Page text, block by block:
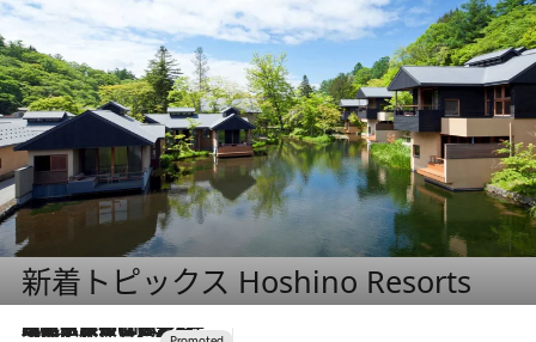
新着トピックス Hoshino Resorts
2026.7.31
【ホテル帰省】という選択肢をOMOが提案。家族とほどよい距離を保つには「昼は実家、夜は気兼ねなくホテルで！」